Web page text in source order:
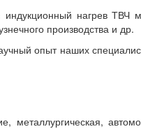
нагрев ТВЧ
производства и др.
опыт наших
металлургическая,